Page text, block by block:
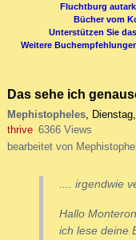
Fluchtburg autark
Bücher vom
Unterstützen Sie
Weitere
Das sehe ich
Mephistopheles,
thrive 6366 Views
bearbeitet von
.... irgendwie
Hallo
ich lese deine